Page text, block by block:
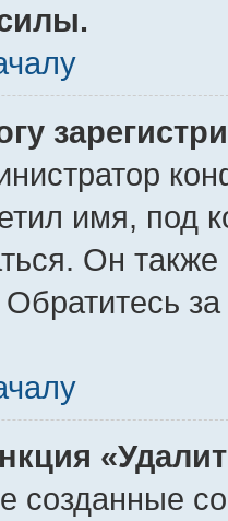
имя, под
Он
Обратитесь
созданные